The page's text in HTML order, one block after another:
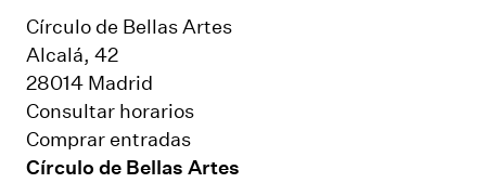
Círculo de Bellas Artes
Alcalá, 42
28014 Madrid
Consultar horarios
Comprar entradas
Círculo de Bellas Artes